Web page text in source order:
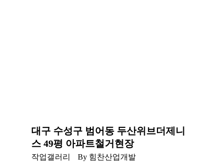
대구 수성구 범어동 두산위브더제니
스 49평 아파트철거현장
작업갤러리 By 힘찬산업개발